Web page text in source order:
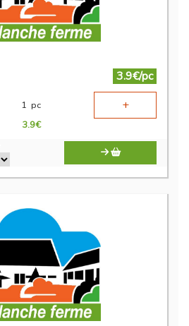
3.9€/pc
1 pc +
3.9€